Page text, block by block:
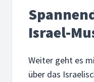
Israel-
Weiter geht es
über das